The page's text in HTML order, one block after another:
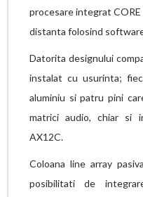
procesare integrat CORE
distanta folosind
Datorita designului
instalat cu usurinta;
aluminiu si patru pini
matrici audio, chiar si
AX12C.
Coloana line array
posibilitati de